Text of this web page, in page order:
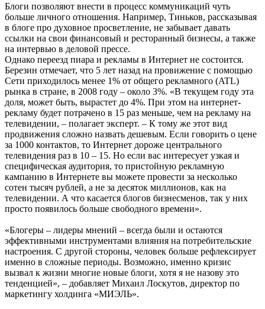
Блоги позволяют внести в процесс коммуникаций чуть
больше личного отношения. Например, Тиньков, рассказывая
в блоге про духовное просветление, не забывает давать
ссылки на свои финансовый и ресторанный бизнесы, а также
на интервью в деловой прессе.
Однако переезд пиара и рекламы в Интернет не состоится.
Березин отмечает, что 5 лет назад на провижение с помощью
Сети приходилось менее 1% от общего рекламного (ATL)
рынка в стране, в 2008 году – около 3%. «В текущем году эта
доля, может быть, вырастет до 4%. При этом на интернет-
рекламу будет потрачено в 15 раз меньше, чем на рекламу на
телевидении, – полагает эксперт. – К тому же этот вид
продвижения сложно назвать дешевым. Если говорить о цене
за 1000 контактов, то Интернет дороже центрального
телевидения раз в 10 – 15. Но если вас интересует узкая и
специфическая аудитория, то пристойную рекламную
кампанию в Интернете вы можете провести за несколько
сотен тысяч рублей, а не за десяток миллионов, как на
телевидении. А что касается блогов бизнесменов, так у них
просто появилось больше свободного времени».
«Блогеры – лидеры мнений – всегда были и остаются
эффективными инструментами влияния на потребительские
настроения. С другой стороны, человек больше рефлексирует
именно в сложные периоды. Возможно, именно кризис
вызвал к жизни многие новые блоги, хотя я не назову это
тенденцией», – добавляет Михаил Лоскутов, директор по
маркетингу холдинга «МИЭЛЬ».